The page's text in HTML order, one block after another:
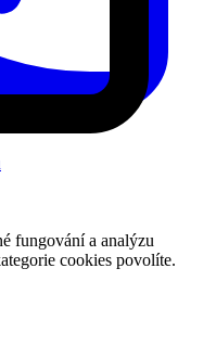
fungování a analýzu
cookies povolíte.